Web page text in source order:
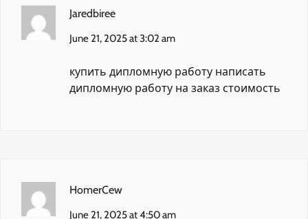
Jaredbiree
June 21, 2025 at 3:02 am
купить дипломную работу написать
дипломную работу на заказ стоимость
HomerCew
June 21, 2025 at 4:50 am